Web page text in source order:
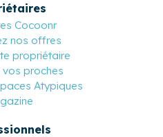
Cocoonr
nos offres
propriétaire
vos proches
Atypiques